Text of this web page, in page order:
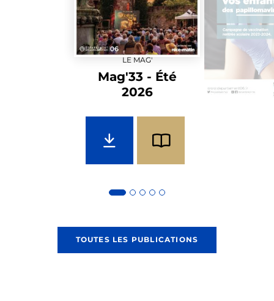
LE MAG'
Mag'33 - Été
2026
TOUTES LES PUBLICATIONS